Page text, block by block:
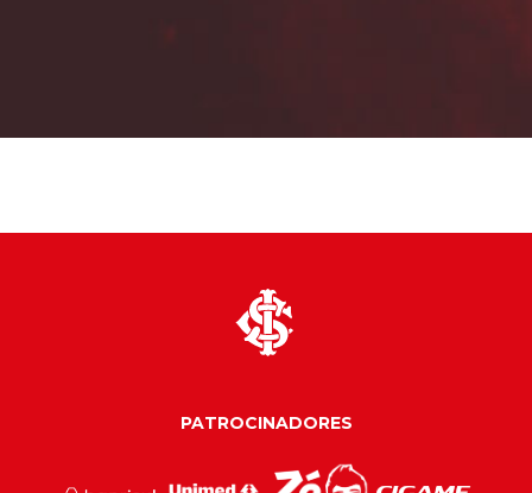
PATROCINADORES